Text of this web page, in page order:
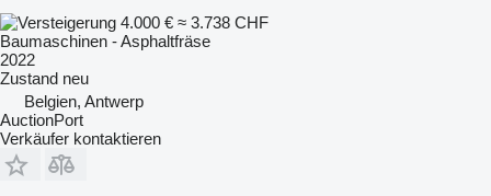
4.000 € ≈ 3.738 CHF
Baumaschinen - Asphaltfräse
2022
Zustand neu
Belgien, Antwerp
AuctionPort
Verkäufer kontaktieren